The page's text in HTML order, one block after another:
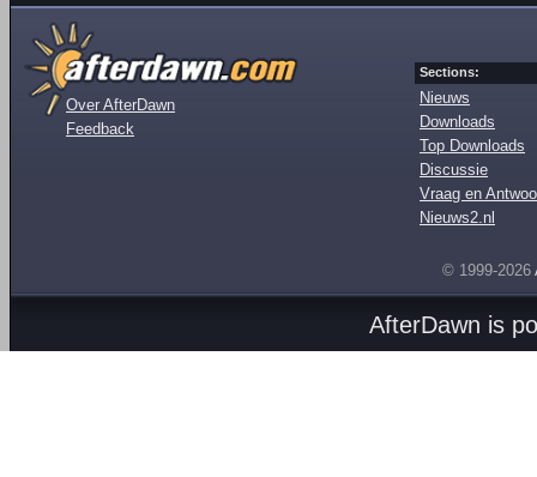
Over AfterDawn
Feedback
Sections:
Nieuws
Downloads
Top Downloads
Discussie
Vraag en
Nieuws2.nl
© 1999-2026
AfterDawn is